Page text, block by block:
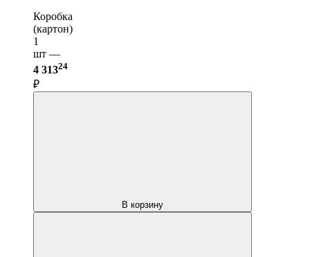
Коробка
(картон)
1
шт —
4 31324
₽
В корзину